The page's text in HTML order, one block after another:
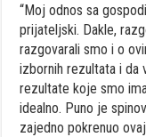
“Moj odnos sa
prijateljski. Dakle,
razgovarali smo i o
izbornih rezultata i da
rezultate koje smo
idealno. Puno je
zajedno pokrenuo